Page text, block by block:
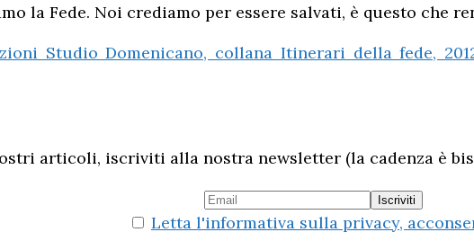
la Fede. Noi crediamo per essere salvati, è questo che
Studio Domenicano, collana Itinerari della fede,
articoli, iscriviti alla nostra newsletter (la cadenza è
Letta l'informativa sulla privacy,